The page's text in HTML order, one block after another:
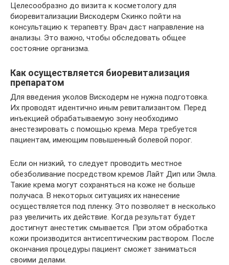
Целесообразно до визита к косметологу для
биоревитализации Вискодерм Скинко пойти на
консультацию к терапевту. Врач даст направление на
анализы. Это важно, чтобы обследовать общее
состояние организма.
Как осуществляется биоревитализация
препаратом
Для введения уколов Вискодерм не нужна подготовка.
Их проводят идентично иным ревитализантом. Перед
инъекцией обрабатываемую зону необходимо
анестезировать с помощью крема. Мера требуется
пациентам, имеющим повышенный болевой порог.
Если он низкий, то следует проводить местное
обезболивание посредством кремов Лайт Дип или Эмла.
Такие крема могут сохраняться на коже не больше
получаса. В некоторых ситуациях их нанесение
осуществляется под пленку. Это позволяет в несколько
раз увеличить их действие. Когда результат будет
достигнут анестетик смывается. При этом обработка
кожи производится антисептическим раствором. После
окончания процедуры пациент сможет заниматься
своими делами.